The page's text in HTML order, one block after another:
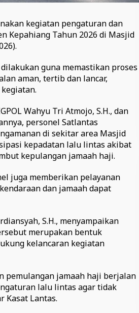
kegiatan pengaturan dan
Kepahiang Tahun 2026 di Masjid
guna memastikan proses
aman, tertib dan lancar,
Wahyu Tri Atmojo, S.H., dan
personel Satlantas
di sekitar area Masjid
kepadatan lalu lintas akibat
kepulangan jamaah haji.
juga memberikan pelayanan
dan jamaah dapat
S.H., menyampaikan
merupakan bentuk
kelancaran kegiatan
pemulangan jamaah haji berjalan
lalu lintas agar tidak
Kasat Lantas.